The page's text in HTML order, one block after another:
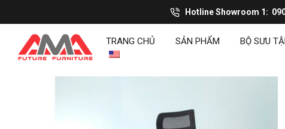
Hotline Showroom 1
TRANG CHỦ SẢN PHẨM BỘ SƯU